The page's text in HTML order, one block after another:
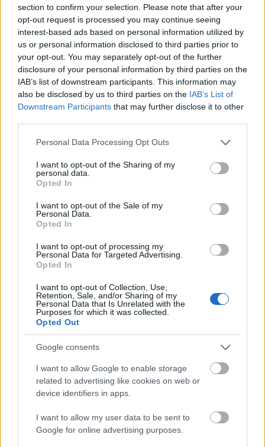
section to confirm your selection. Please note that after your
opt-out request is processed you may continue seeing
interest-based ads based on personal information utilized by
us or personal information disclosed to third parties prior to
your opt-out. You may separately opt-out of the further
disclosure of your personal information by third parties on the
IAB’s list of downstream participants. This information may
also be disclosed by us to third parties on the IAB’s List of
Downstream Participants that may further disclose it to other
Please note that this website/app uses one or more Google
not limited to your visit or usage behaviour. You may click to
grant or deny consent to Google and its third-party tags to
use your data for below specified purposes in below Google
consent section.
Personal Data Processing Opt Outs
I want to opt-out of the Sharing of my
personal data.
Opted In
I want to opt-out of the Sale of my
Personal Data.
Opted In
I want to opt-out of processing my
Personal Data for Targeted Advertising.
Opted In
I want to opt-out of Collection, Use,
Retention, Sale, and/or Sharing of my
Personal Data that Is Unrelated with the
Purposes for which it was collected.
Opted Out
Google consents
I want to allow Google to enable storage
related to advertising like cookies on web or
device identifiers in apps.
I want to allow my user data to be sent to
Google for online advertising purposes.
Minden fa tövébe júlia-borbolyát(Berberis julianae)
ültettek. Parkfenntartás 2009: itt sem ártana egy
metszés...
Szép anyagok: a parkolósávban bazalt nagykockakő,
a járdán szürkegánit, a borbolyák körül gránit
más hatású, mint a fagyiszínű műkövek...